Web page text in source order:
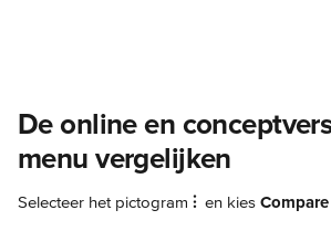
De online en
menu vergelijken
Selecteer het pictogram ⫶ en kies